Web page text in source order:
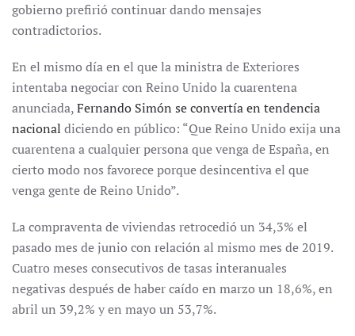
gobierno prefirió continuar dando mensajes
contradictorios.
En el mismo día en el que la ministra de Exteriores
intentaba negociar con Reino Unido la cuarentena
anunciada,Fernando Simón se convertía en tendencia
nacional diciendo en público: “Que Reino Unido exija una
cuarentena a cualquier persona que venga de España, en
cierto modo nos favorece porque desincentiva el que
venga gente de Reino Unido”.
La compraventa de viviendas retrocedió un 34,3% el
pasado mes de junio con relación al mismo mes de 2019.
Cuatro meses consecutivos de tasas interanuales
negativas después de haber caído en marzo un 18,6%, en
abril un 39,2% y en mayo un 53,7%.